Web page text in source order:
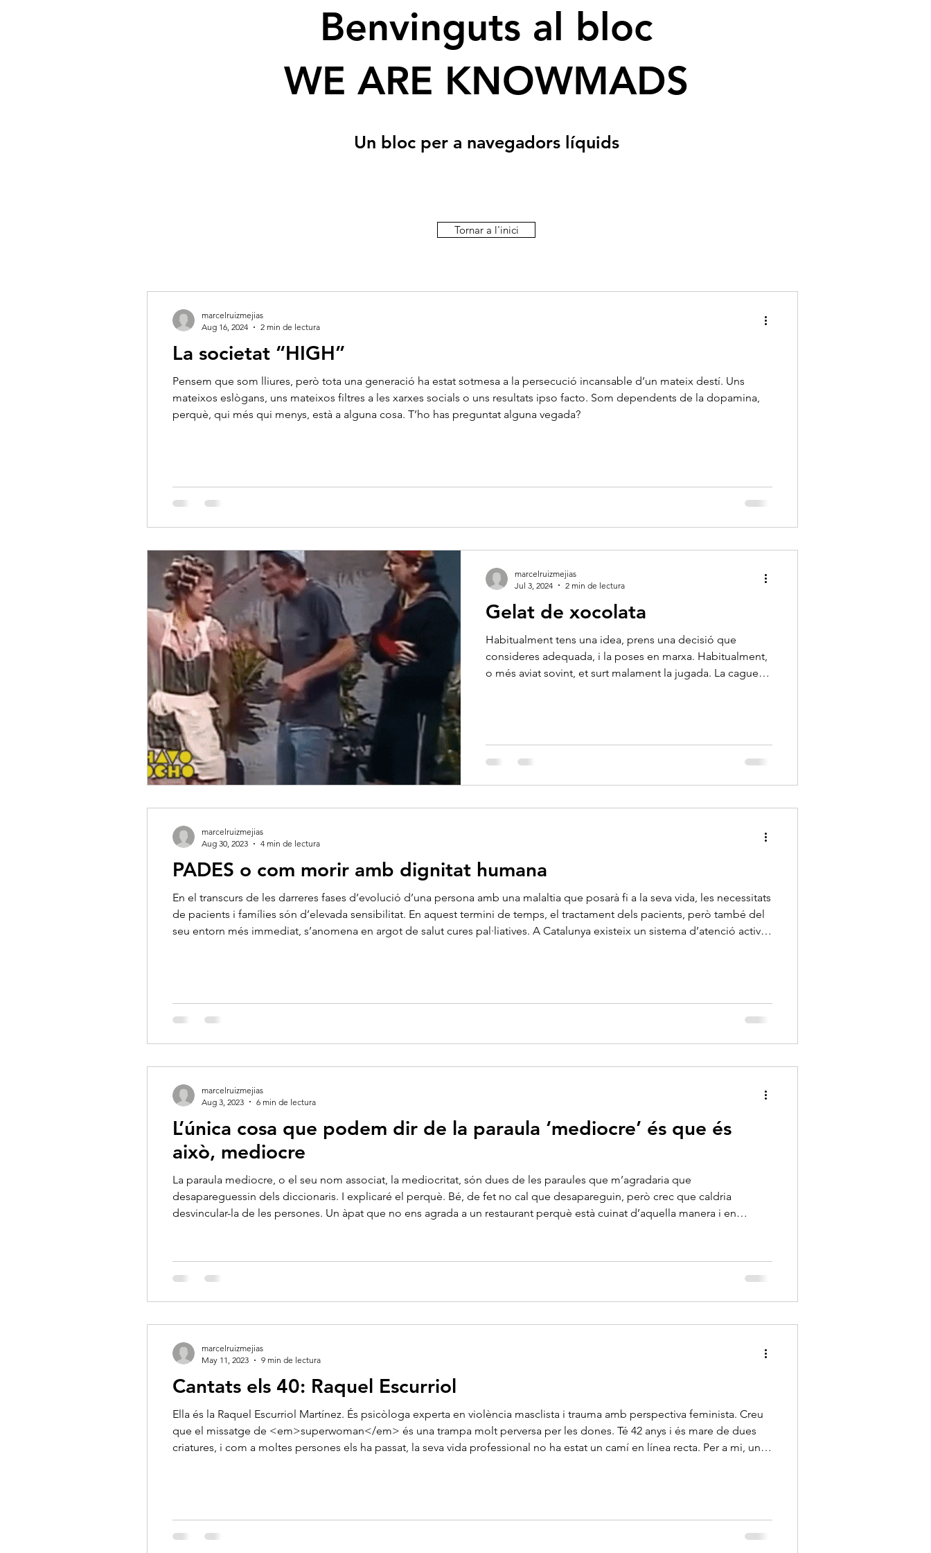
Benvinguts al bloc
WE ARE KNOWMADS
Un bloc per a navegadors líquids
Tornar a l'inici
La societat ‘‘HIGH’’
Pensem que som lliures, però tota una generació ha estat sotmesa a la persecució incansable d’un mateix destí. Uns
mateixos eslògans, uns mateixos filtres a les xarxes socials o uns resultats ipso facto. Som dependents de la dopamina,
perquè, qui més qui menys, està a alguna cosa. T’ho has preguntat alguna vegada?
marcelruizmejias
Aug 16, 2024
2 min de lectura
Gelat de xocolata
Habitualment tens una idea, prens una decisió que
consideres adequada, i la poses en marxa. Habitualment,
o més aviat sovint, et surt malament la jugada. La cagues.
marcelruizmejias
Jul 3, 2024
2 min de lectura
PADES o com morir amb dignitat humana
En el transcurs de les darreres fases d’evolució d’una persona amb una malaltia que posarà fi a la seva vida, les necessitats
de pacients i famílies són d’elevada sensibilitat. En aquest termini de temps, el tractament dels pacients, però també del
seu entorn més immediat, s’anomena en argot de salut cures pal·liatives. A Catalunya existeix un sistema d’atenció activat
marcelruizmejias
Aug 30, 2023
4 min de lectura
L’única cosa que podem dir de la paraula ‘mediocre’ és que és
això, mediocre
La paraula mediocre, o el seu nom associat, la mediocritat, són dues de les paraules que m’agradaria que
desapareguessin dels diccionaris. I explicaré el perquè. Bé, de fet no cal que desapareguin, però crec que caldria
desvincular-la de les persones. Un àpat que no ens agrada a un restaurant perquè està cuinat d’aquella manera i en
marcelruizmejias
Aug 3, 2023
6 min de lectura
Cantats els 40: Raquel Escurriol
Ella és la Raquel Escurriol Martínez. És psicòloga experta en violència masclista i trauma amb perspectiva feminista. Creu
que el missatge de <em>superwoman</em> és una trampa molt perversa per les dones. Té 42 anys i és mare de dues
criatures, i com a moltes persones els ha passat, la seva vida professional no ha estat un camí en línea recta. Per a mi, una
marcelruizmejias
May 11, 2023
9 min de lectura